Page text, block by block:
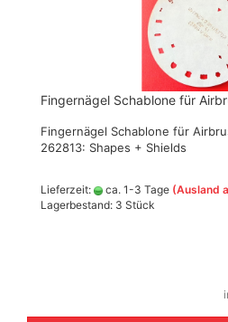
Fingernägel Schablone für
Fingernägel Schablone für
262813: Shapes + Shields
Lieferzeit: ca. 1-3 Tage (Ausland
Lagerbestand: 3 Stück